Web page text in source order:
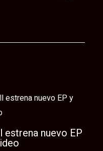
estrena nuevo EP